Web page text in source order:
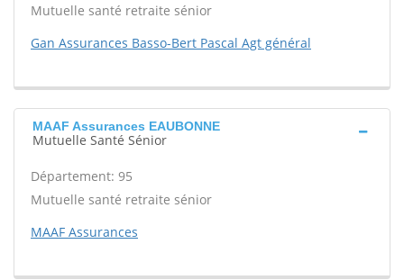
Mutuelle santé retraite sénior
Gan Assurances Basso-Bert Pascal Agt général
MAAF Assurances EAUBONNE
Mutuelle Santé Sénior
Département: 95
Mutuelle santé retraite sénior
MAAF Assurances